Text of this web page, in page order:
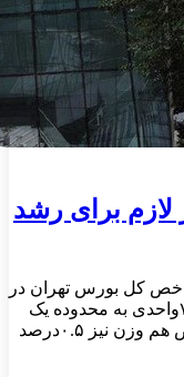
/ بستر لازم برای رشد
کل بورس تهران در
چهارمین روز هفته با ثبت رشد ۶هزار و ۷۰۲واحدی به محدوده یک
‌میلیون و ۲۸۱هزار واحد صعود کرد و شاخص هم وزن نیز ۰.۵درصد